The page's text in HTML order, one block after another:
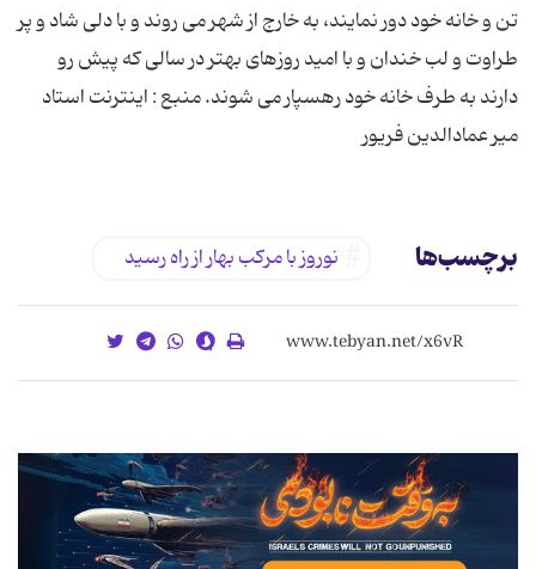
تن و خانه خود دور نمایند، به خارج از شهر می روند و با دلی شاد و پر
طراوت و لب خندان و با امید روزهای بهتر در سالی كه پیش رو
دارند به طرف خانه خود رهسپار می شوند. منبع : اینترنت استاد
میر عمادالدین فریور
برچسب‌ها نوروز با مركب بهار از راه رسید